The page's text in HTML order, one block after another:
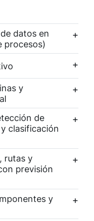
datos en
procesos)
y
de
clasificación
rutas y
previsión
y